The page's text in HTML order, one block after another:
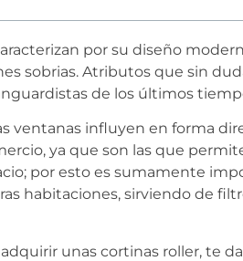
por su diseño
sobrias. Atributos que sin
de los últimos
ventanas influyen en forma
ya que son las que
por esto es sumamente
habitaciones, sirviendo de
unas cortinas roller, te